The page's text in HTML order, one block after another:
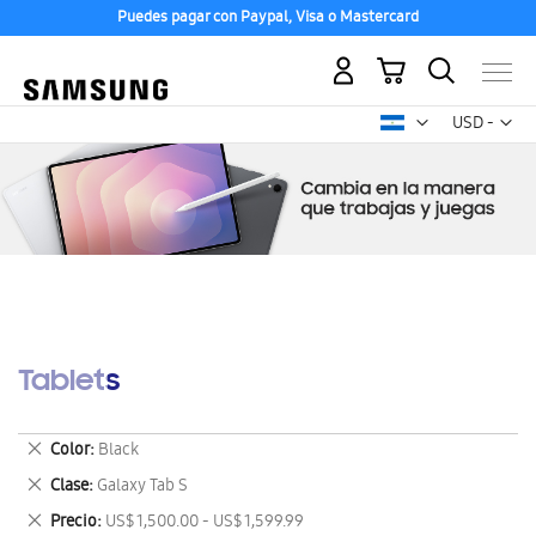
Puedes pagar con Paypal, Visa o Mastercard
USD -
dólar
Mi carrito
Tablets
Color Black
Eliminar
este
artículo
Clase Galaxy Tab S
Eliminar
este
Precio US$ 1,500.00 - US$ 1,599.99
Eliminar